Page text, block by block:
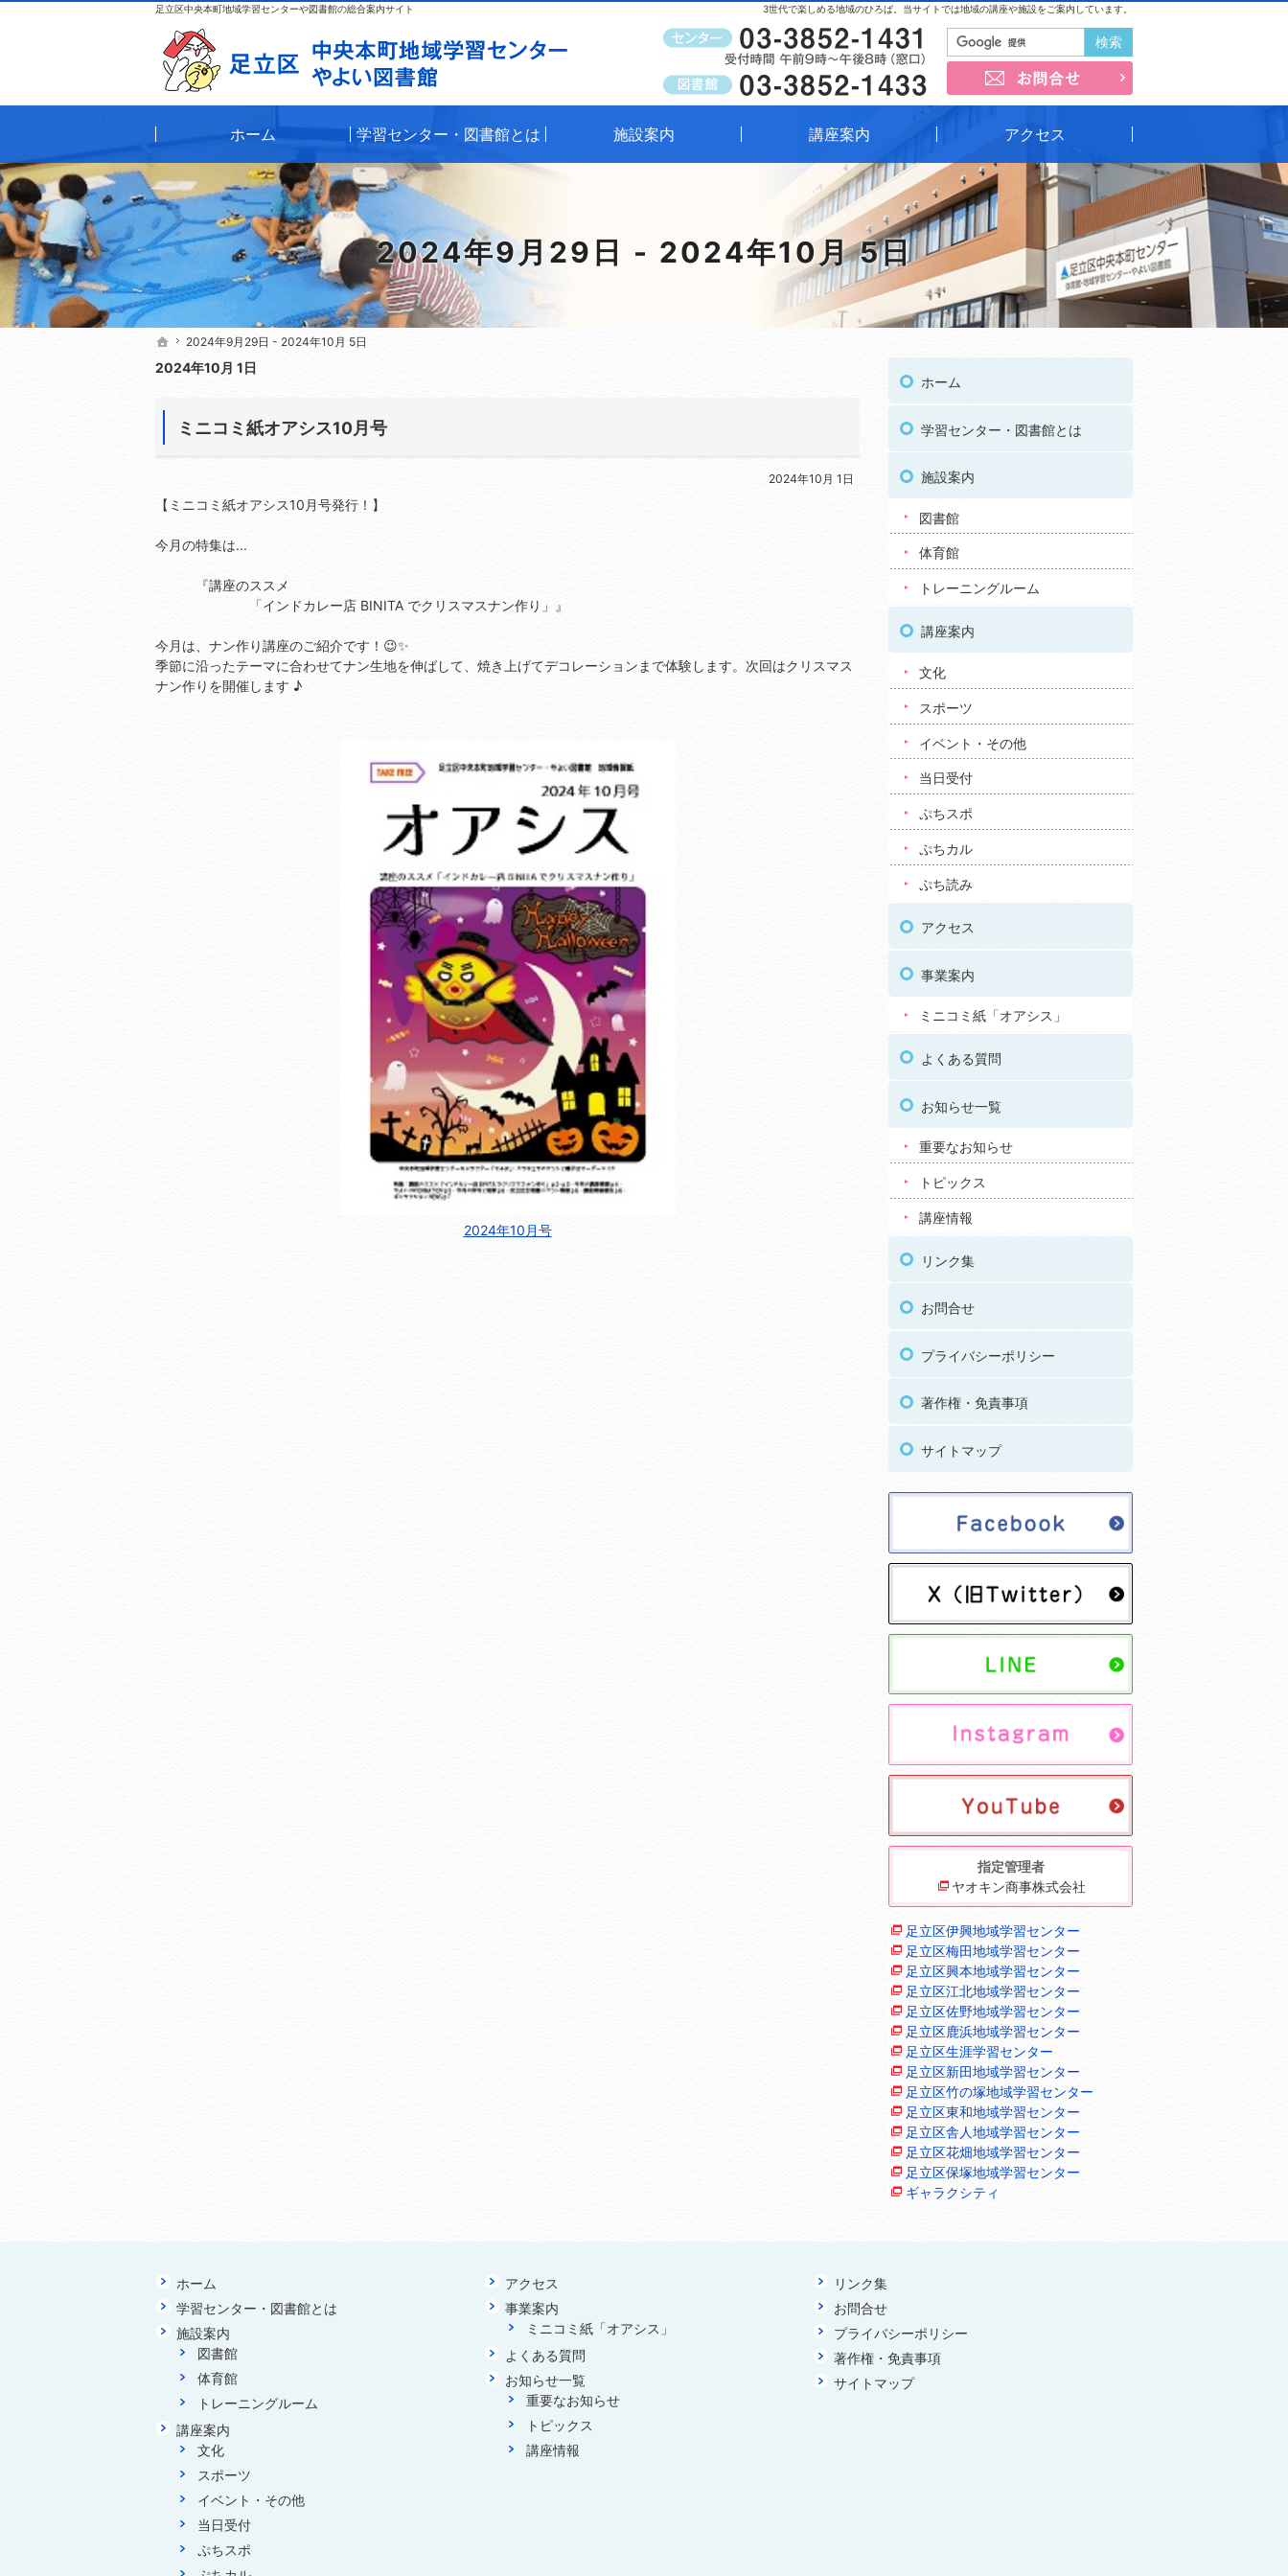
2024年9月29日 - 2024年10月 5日
3世代で楽しめる地域のひろば。当サイトでは地域の講座や施設をご案内しています。
足立区中央本町地域学習センターや図書館の総合案内サイト
ホーム
2024年9月29日 - 2024年10月 5日
2024年10月 1日
ミニコミ紙オアシス10月号
2024年10月 1日
【ミニコミ紙オアシス10月号発行！】
今月の特集は...
『講座のススメ
「インドカレー店 BINITA でクリスマスナン作り」』
今月は、ナン作り講座のご紹介です！😉✨
季節に沿ったテーマに合わせてナン生地を伸ばして、焼き上げてデコレーションまで体験します。次回はクリスマス
ナン作りを開催します ♪
2024年10月号
ホーム
学習センター・図書館とは
施設案内
図書館
体育館
トレーニングルーム
講座案内
文化
スポーツ
イベント・その他
当日受付
ぷちスポ
ぷちカル
ぷち読み
アクセス
事業案内
ミニコミ紙「オアシス」
よくある質問
お知らせ一覧
重要なお知らせ
トピックス
講座情報
リンク集
お問合せ
プライバシーポリシー
著作権・免責事項
サイトマップ
指定管理者
ヤオキン商事株式会社
足立区伊興地域学習センター
足立区梅田地域学習センター
足立区興本地域学習センター
足立区江北地域学習センター
足立区佐野地域学習センター
足立区鹿浜地域学習センター
足立区生涯学習センター
足立区新田地域学習センター
足立区竹の塚地域学習センター
足立区東和地域学習センター
足立区舎人地域学習センター
足立区花畑地域学習センター
足立区保塚地域学習センター
ギャラクシティ
ホーム
2024年9月29日 - 2024年10月 5日
03-3852-1431
受付時間
午前9時～午後8時（窓口）
03-3852-1433
ホーム 学習センター・図書館とは 施設案内 講座案内 アクセス
ホーム
学習センター・図書館とは
施設案内
図書館
体育館
トレーニングルーム
講座案内
文化
スポーツ
イベント・その他
当日受付
ぷちスポ
アクセス
事業案内
ミニコミ紙「オアシス」
よくある質問
お知らせ一覧
重要なお知らせ
トピックス
講座情報
リンク集
お問合せ
プライバシーポリシー
著作権・免責事項
サイトマップ